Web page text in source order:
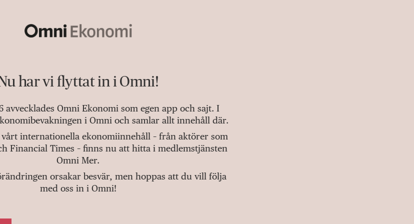
har vi flyttat in i Omni!
avvecklades Omni Ekonomi som egen app och sajt. I
i Omni och samlar allt innehåll där.
vårt internationella ekonomiinnehåll – från aktörer som
Financial Times – finns nu att hitta i medlemstjänsten
Omni Mer.
orsakar besvär, men hoppas att du vill följa
med oss in i Omni!